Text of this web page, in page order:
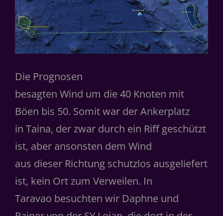
Die Prognosen
besagten Wind um die 40 Knoten mit
Böen bis 50. Somit war der Ankerplatz
in Taina, der zwar durch ein Riﬀ geschützt
ist, aber ansonsten dem Wind
aus dieser Richtung schutzlos ausgeliefert
ist, kein Ort zum Verweilen. In
Taravao besuchten wir Daphne und